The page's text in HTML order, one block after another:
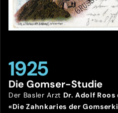
1925
Die Gomser-Studie
Der Basler Arzt Dr. Adolf Roos
«Die Zahnkaries der